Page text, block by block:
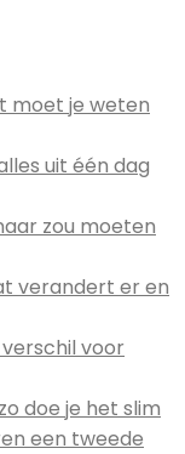
moet je weten
uit één dag
zou moeten
verandert er en
voor
doe je het slim
een tweede